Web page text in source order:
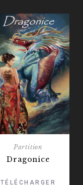
Partition
Dragonice
TÉLÉCHARGER